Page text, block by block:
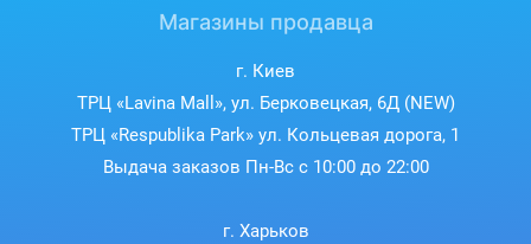
Магазины продавца
г. Киев
ТРЦ «Lavina Mall», ул. Берковецкая, 6Д (NEW)
ТРЦ «Respublika Park» ул. Кольцевая дорога, 1
Выдача заказов Пн-Вс с 10:00 до 22:00
г. Харьков